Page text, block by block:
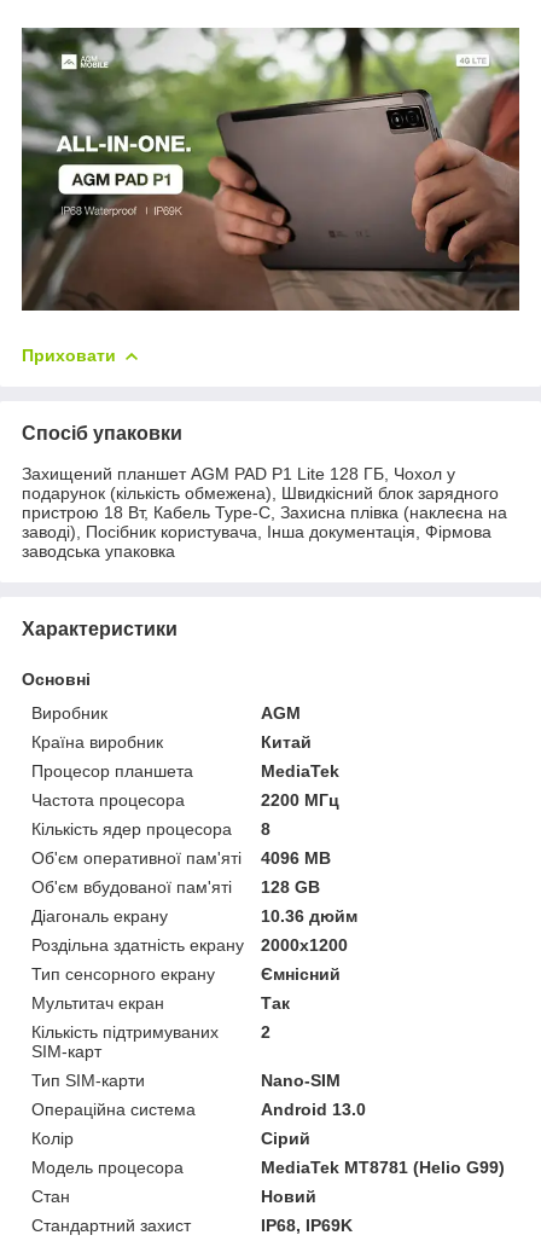
Приховати
Спосіб упаковки
Захищений планшет AGM PAD P1 Lite 128 ГБ, Чохол у
подарунок (кількість обмежена), Швидкісний блок зарядного
пристрою 18 Вт, Кабель Type-C, Захисна плівка (наклеєна на
заводі), Посібник користувача, Інша документація, Фірмова
заводська упаковка
Характеристики
Основні
Виробник
AGM
Країна виробник
Китай
Процесор планшета
MediaTek
Частота процесора
2200 МГц
Кількість ядер процесора
8
Об'єм оперативної пам'яті
4096 MB
Об'єм вбудованої пам'яті
128 GB
Діагональ екрану
10.36 дюйм
Роздільна здатність екрану
2000x1200
Тип сенсорного екрану
Ємнісний
Мультитач екран
Так
Кількість підтримуваних
SIM-карт
2
Тип SIM-карти
Nano-SIM
Операційна система
Android 13.0
Колір
Сірий
Модель процесора
MediaTek MT8781 (Helio G99)
Стан
Новий
Стандартний захист
IP68, IP69K